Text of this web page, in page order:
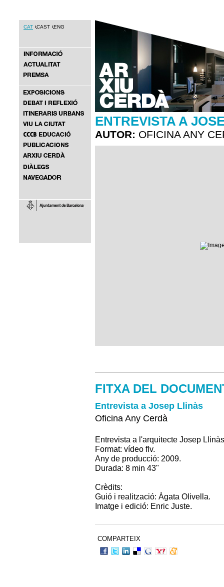
CAT CAST ENG
ENTREVISTA A
AUTOR: OFICINA ANY
FITXA DEL
Entrevista a Josep Llinàs
Oficina Any Cerdà
Entrevista a l'arquitecte Josep
Format: vídeo flv.
Any de producció: 2009.
Durada: 8 min 43"
Crèdits:
Guió i realització: Àgata Olivella.
Imatge i edició: Enric Juste.
COMPARTEIX